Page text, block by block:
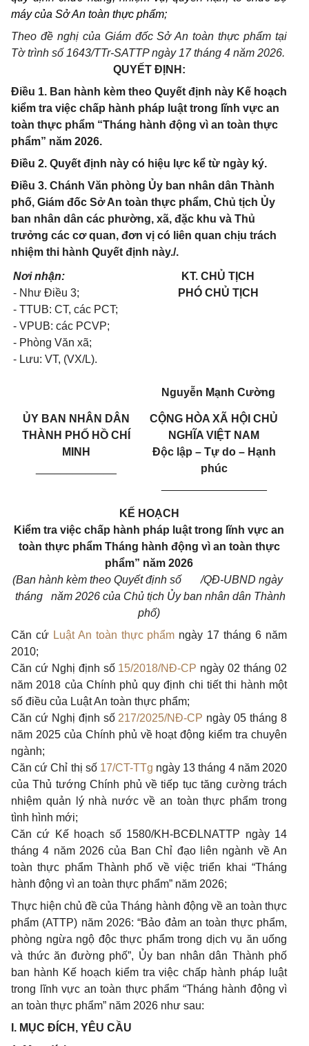
máy của Sở An toàn thực phẩm;
Theo đề nghị của Giám đốc Sở An toàn thực phẩm tại
Tờ trình số 1643/TTr-SATTP ngày 17 tháng 4 năm 2026.
QUYẾT ĐỊNH:
Điều 1. Ban hành kèm theo Quyết định này Kế hoạch
kiểm tra việc chấp hành pháp luật trong lĩnh vực an
toàn thực phẩm “Tháng hành động vì an toàn thực
phẩm” năm 2026.
Điều 2. Quyết định này có hiệu lực kể từ ngày ký.
Điều 3. Chánh Văn phòng Ủy ban nhân dân Thành
phố, Giám đốc Sở An toàn thực phẩm, Chủ tịch Ủy
ban nhân dân các phường, xã, đặc khu và Thủ
trưởng các cơ quan, đơn vị có liên quan chịu trách
nhiệm thi hành Quyết định này./.
Nơi nhận:
- Như Điều 3;
- TTUB: CT, các PCT;
- VPUB: các PCVP;
- Phòng Văn xã;
- Lưu: VT, (VX/L).
KT. CHỦ TỊCH
PHÓ CHỦ TỊCH
Nguyễn Mạnh Cường
ỦY BAN NHÂN DÂN
THÀNH PHỐ HỒ CHÍ
MINH
CỘNG HÒA XÃ HỘI CHỦ
NGHĨA VIỆT NAM
Độc lập – Tự do – Hạnh
phúc
KẾ HOẠCH
Kiểm tra việc chấp hành pháp luật trong lĩnh vực an
toàn thực phẩm Tháng hành động vì an toàn thực
phẩm” năm 2026
(Ban hành kèm theo Quyết định số /QĐ-UBND ngày
tháng năm 2026 của Chủ tịch Ủy ban nhân dân Thành
phố)
Căn cứ Luật An toàn thực phẩm ngày 17 tháng 6 năm
2010;
Căn cứ Nghị định số 15/2018/NĐ-CP ngày 02 tháng 02
năm 2018 của Chính phủ quy định chi tiết thi hành một
số điều của Luật An toàn thực phẩm;
Căn cứ Nghị định số 217/2025/NĐ-CP ngày 05 tháng 8
năm 2025 của Chính phủ về hoạt động kiểm tra chuyên
ngành;
Căn cứ Chỉ thị số 17/CT-TTg ngày 13 tháng 4 năm 2020
của Thủ tướng Chính phủ về tiếp tục tăng cường trách
nhiệm quản lý nhà nước về an toàn thực phẩm trong
tình hình mới;
Căn cứ Kế hoạch số 1580/KH-BCĐLNATTP ngày 14
tháng 4 năm 2026 của Ban Chỉ đạo liên ngành về An
toàn thực phẩm Thành phố về việc triển khai “Tháng
hành động vì an toàn thực phẩm” năm 2026;
Thực hiện chủ đề của Tháng hành động về an toàn thực
phẩm (ATTP) năm 2026: “Bảo đảm an toàn thực phẩm,
phòng ngừa ngộ độc thực phẩm trong dịch vụ ăn uống
và thức ăn đường phố”, Ủy ban nhân dân Thành phố
ban hành Kế hoạch kiểm tra việc chấp hành pháp luật
trong lĩnh vực an toàn thực phẩm “Tháng hành động vì
an toàn thực phẩm” năm 2026 như sau:
I. MỤC ĐÍCH, YÊU CẦU